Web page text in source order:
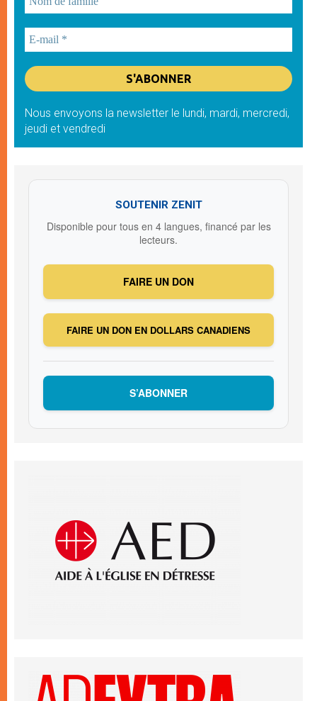
Nous envoyons la newsletter le lundi, mardi, mercredi,
jeudi et vendredi
SOUTENIR ZENIT
Disponible pour tous en 4 langues, financé par les
lecteurs.
FAIRE UN DON
FAIRE UN DON EN DOLLARS CANADIENS
S’ABONNER